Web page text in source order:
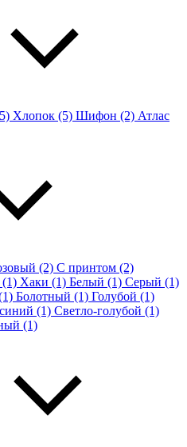
Хлопок (5) Шифон (2) Атлас
(2) С принтом (2)
Хаки (1) Белый (1) Серый (1)
Болотный (1) Голубой (1)
(1) Светло-голубой (1)
(1)